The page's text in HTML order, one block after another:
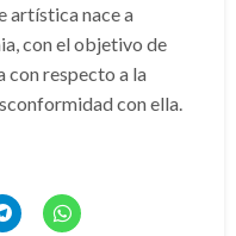
artística nace a
con el objetivo de
con respecto a la
con ella.